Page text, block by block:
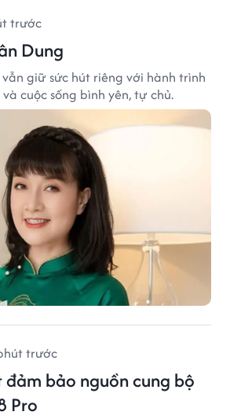
trước
Dung
vẫn giữ sức hút riêng với hành trình
cuộc sống bình yên, tự chủ.
trước
bảo nguồn cung bộ
Pro